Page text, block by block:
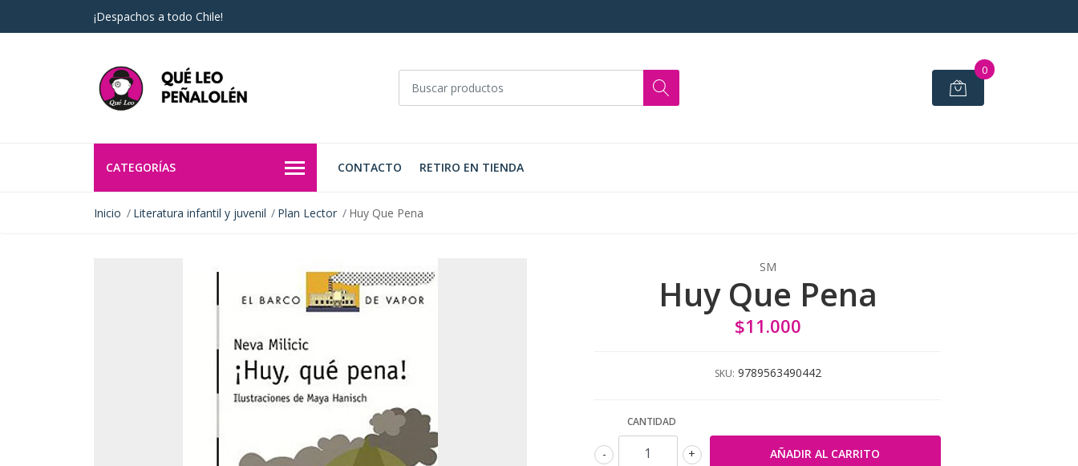
¡Despachos a todo Chile!
0
CATEGORÍAS CONTACTO RETIRO EN TIENDA
Inicio Literatura infantil y juvenil Plan Lector Huy Que Pena
SM
Huy Que Pena
$11.000
SKU: 9789563490442
CANTIDAD
+
-